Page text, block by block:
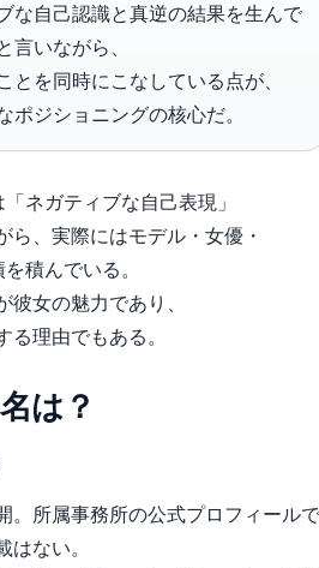
な自己認識と真逆の結果を生んで
言いながら、
とを同時にこなしている点が、
ポジショニングの核心だ。
ネガティブな自己表現」
ら、実際にはモデル・女優・
積んでいる。
彼女の魅力であり、
る理由でもある。
は？
。所属事務所の公式プロフィールで
はない。